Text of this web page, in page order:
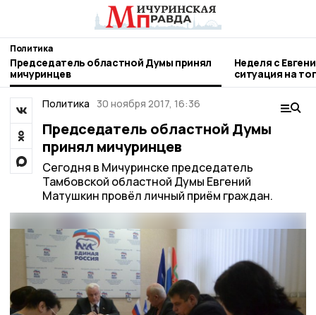
Политика
Председатель областной Думы принял
мичуринцев
Неделя с
ситуация на
городе и
Политика
30 ноября 2017, 16:36
Председатель областной Думы
принял мичуринцев
Сегодня в Мичуринске председатель
Тамбовской областной Думы Евгений
Матушкин провёл личный приём граждан.